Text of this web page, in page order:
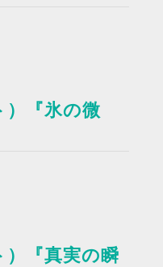
）『氷の微
）『真実の瞬